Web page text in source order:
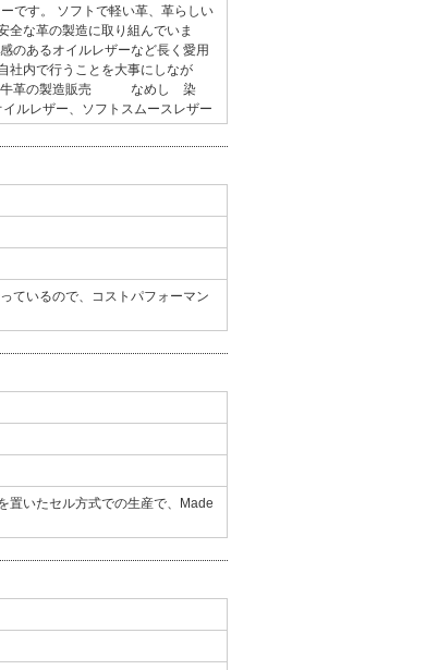
です。 ソフトで軽い革、革らしい
全な革の製造に取り組んでいま
のあるオイルレザーなど長く愛用
社内で行うことを大事にしなが
用 牛革の製造販売 なめし 染
ルレザー、ソフトスムースレザー
ているので、コストパフォーマン
置いたセル方式での生産で、Made